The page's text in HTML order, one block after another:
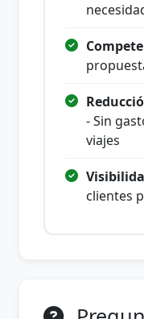
- Sin
viajes
clientes